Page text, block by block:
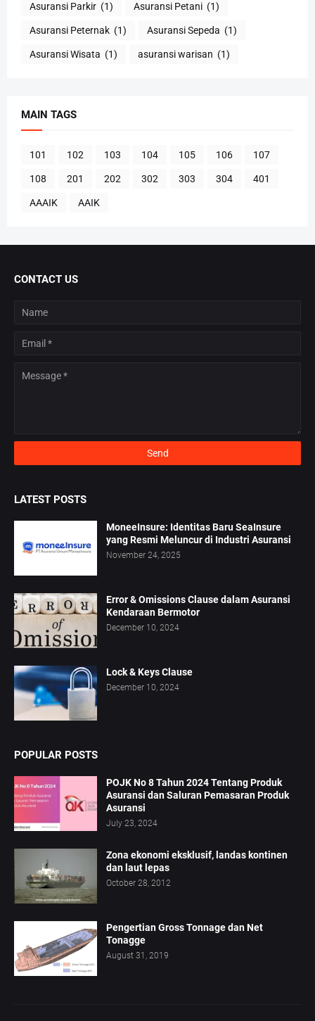
Asuransi Parkir (1) Asuransi Petani (1)
Asuransi Peternak (1) Asuransi Sepeda (1)
Asuransi Wisata (1) asuransi warisan (1)
MAIN TAGS
101 102 103 104 105 106 107
108 201 202 302 303 304 401
AAAIK AAIK
CONTACT US
LATEST POSTS
MoneeInsure: Identitas Baru SeaInsure
yang Resmi Meluncur di Industri Asuransi
November 24, 2025
Error & Omissions Clause dalam Asuransi
Kendaraan Bermotor
December 10, 2024
Lock & Keys Clause
December 10, 2024
POPULAR POSTS
POJK No 8 Tahun 2024 Tentang Produk
Asuransi dan Saluran Pemasaran Produk
Asuransi
July 23, 2024
Zona ekonomi eksklusif, landas kontinen
dan laut lepas
October 28, 2012
Pengertian Gross Tonnage dan Net
Tonagge
August 31, 2019